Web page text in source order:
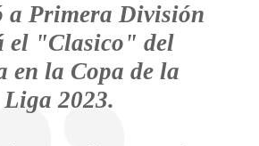
a Primera División
el "Clasico" del
en la Copa de la
Liga 2023.